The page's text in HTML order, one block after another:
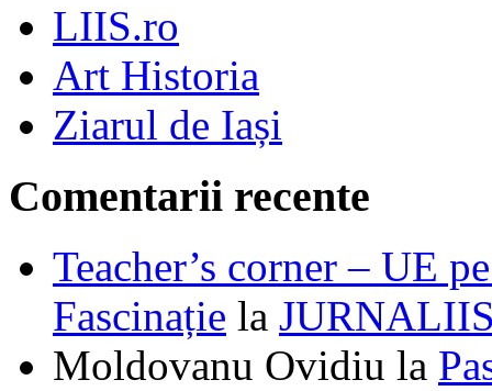
LIIS.ro
Art Historia
Ziarul de Iași
Comentarii recente
Teacher’s corner – UE
Fascinație la
Moldovanu Ovidiu la